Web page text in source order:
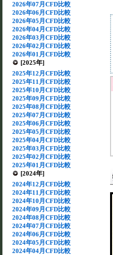
2026年07月CFD比較
2026年06月CFD比較
2026年05月CFD比較
2026年04月CFD比較
2026年03月CFD比較
2026年02月CFD比較
2026年01月CFD比較
[2025年]
2025年12月CFD比較
2025年11月CFD比較
2025年10月CFD比較
2025年09月CFD比較
2025年08月CFD比較
2025年07月CFD比較
2025年06月CFD比較
2025年05月CFD比較
2025年04月CFD比較
2025年03月CFD比較
2025年02月CFD比較
2025年01月CFD比較
[2024年]
2024年12月CFD比較
2024年11月CFD比較
2024年10月CFD比較
2024年09月CFD比較
2024年08月CFD比較
2024年07月CFD比較
2024年06月CFD比較
2024年05月CFD比較
2024年04月CFD比較